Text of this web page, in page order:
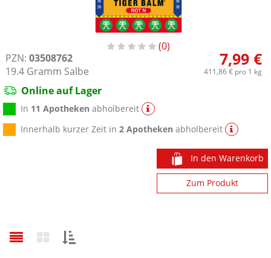
0
PZN: 03508762
19.4 Gramm Salbe
7,99 €
411,86 €pro 1 kg
Online auf Lager
In 11 Apotheken abholbereit
Innerhalb kurzer Zeit in2 Apotheken abholbereit
In den Warenkorb
Zum Produkt